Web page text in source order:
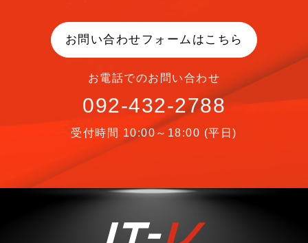
お問い合わせフォームはこちら
お電話でのお問い合わせ
092-432-2788
受付時間 10:00～18:00 (平日)